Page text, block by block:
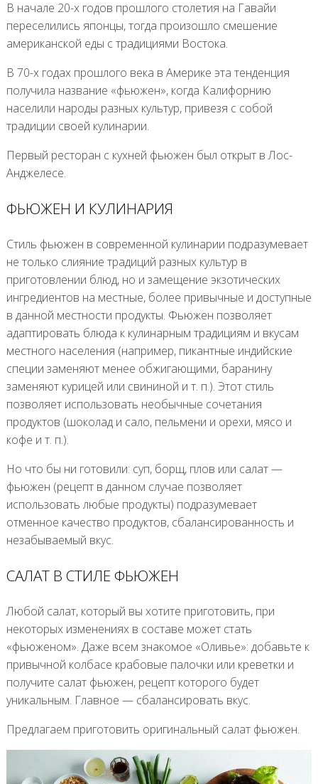
В начале 20-х годов прошлого столетия на Гавайи
переселились японцы, тогда произошло смешение
американской еды с традициями Востока.
В 70-х годах прошлого века в Америке эта тенденция
получила название «фьюжен», когда Калифорнию
населили народы разных культур, привезя с собой
традиции своей кулинарии.
Первый ресторан с кухней фьюжен был открыт в Лос-
Анджелесе.
ФЬЮЖЕН И КУЛИНАРИЯ
Стиль фьюжен в современной кулинарии подразумевает
не только слияние традиций разных культур в
приготовлении блюд, но и замещение экзотических
ингредиентов на местные, более привычные и доступные
в данной местности продукты. Фьюжен позволяет
адаптировать блюда к кулинарным традициям и вкусам
местного населения (например, пикантные индийские
специи заменяют менее обжигающими, баранину
заменяют курицей или свининой и т. п.). Этот стиль
позволяет использовать необычные сочетания
продуктов (шоколад и сало, пельмени и орехи, мясо и
кофе и т. п.).
Но что бы ни готовили: суп, борщ, плов или салат —
фьюжен (рецепт в данном случае позволяет
использовать любые продукты) подразумевает
отменное качество продуктов, сбалансированность и
незабываемый вкус.
САЛАТ В СТИЛЕ ФЬЮЖЕН
Любой салат, который вы хотите приготовить, при
некоторых изменениях в составе может стать
«фьюженом». Даже всем знакомое «Оливье»: добавьте к
привычной колбасе крабовые палочки или креветки и
получите салат фьюжен, рецепт которого будет
уникальным. Главное — сбалансировать вкус.
Предлагаем приготовить оригинальный салат фьюжен.